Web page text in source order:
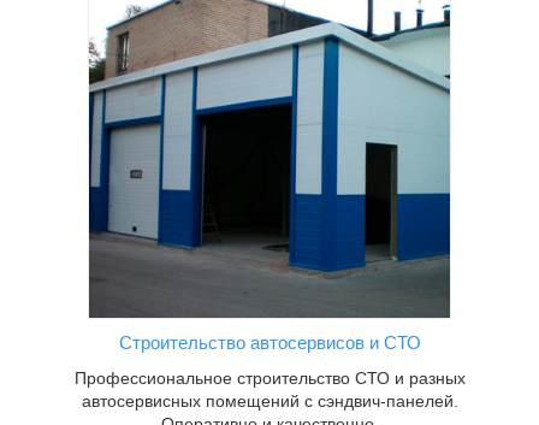
Строительство автосервисов и СТО
Профессиональное строительство СТО и разных
автосервисных помещений с сэндвич-панелей.